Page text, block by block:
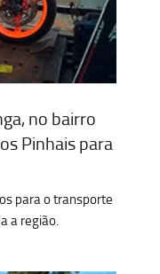
no bairro
Pinhais para
para o transporte
a região.